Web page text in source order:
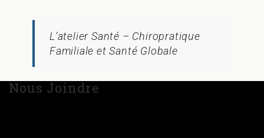
L’atelier Santé – Chiropratique
Familiale et Santé Globale
Nous Joindre